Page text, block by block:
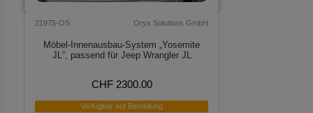
21975-OS Oryx Solutions GmbH
Möbel-Innenausbau-System „Yosemite
JL“, passend für Jeep Wrangler JL
CHF 2300.00
Verfügbar auf Bestellung